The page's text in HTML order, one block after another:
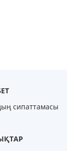
сипаттамасы